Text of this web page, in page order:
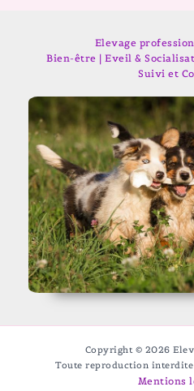
Elevage
Bien-être | Eveil &
Suivi et
Copyright © 2026
Toute reproduction
Mentions